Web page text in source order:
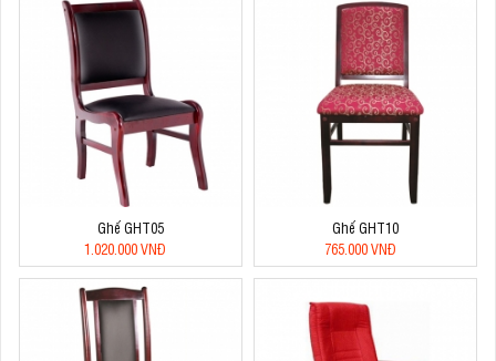
Ghế GHT05
1.020.000 VNĐ
Ghế GHT10
765.000 VNĐ